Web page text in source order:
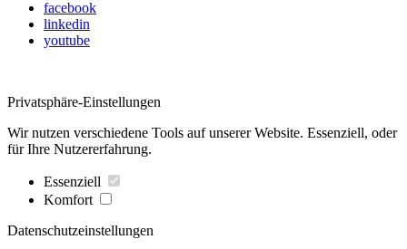
facebook
linkedin
youtube
Privatsphäre-Einstellungen
Wir nutzen verschiedene Tools auf unserer Website. Essenziell, oder
für Ihre Nutzererfahrung.
Essenziell
Komfort
Datenschutzeinstellungen